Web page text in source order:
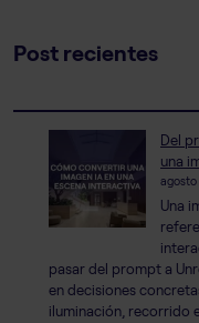
Post recientes
Del
una
Una
pasar del prompt a
en decisiones
iluminación, recorrido